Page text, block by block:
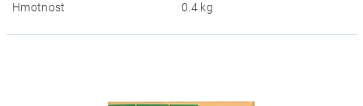
Hmotnost 0.4 kg